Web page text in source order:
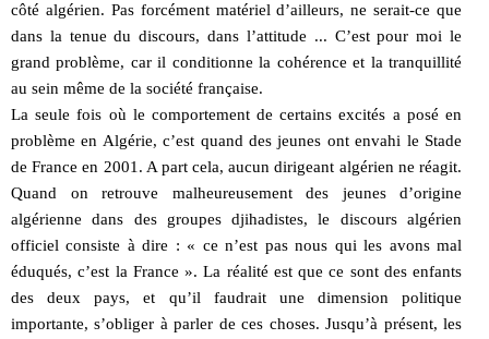
côté algérien. Pas forcément matériel d’ailleurs, ne serait-ce que
dans la tenue du discours, dans l’attitude ... C’est pour moi le
grand problème, car il conditionne la cohérence et la tranquillité
au sein même de la société française.
La seule fois où le comportement de certains excités a posé en
problème en Algérie, c’est quand des jeunes ont envahi le Stade
de France en 2001. A part cela, aucun dirigeant algérien ne réagit.
Quand on retrouve malheureusement des jeunes d’origine
algérienne dans des groupes djihadistes, le discours algérien
officiel consiste à dire : « ce n’est pas nous qui les avons mal
éduqués, c’est la France ». La réalité est que ce sont des enfants
des deux pays, et qu’il faudrait une dimension politique
importante, s’obliger à parler de ces choses. Jusqu’à présent, les